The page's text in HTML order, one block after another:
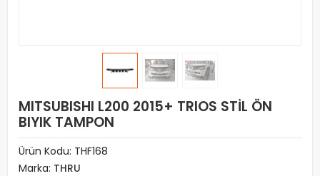
MITSUBISHI L200 2015+ TRIOS STİL ÖN
BIYIK TAMPON
Ürün Kodu: THF168
Marka: THRU